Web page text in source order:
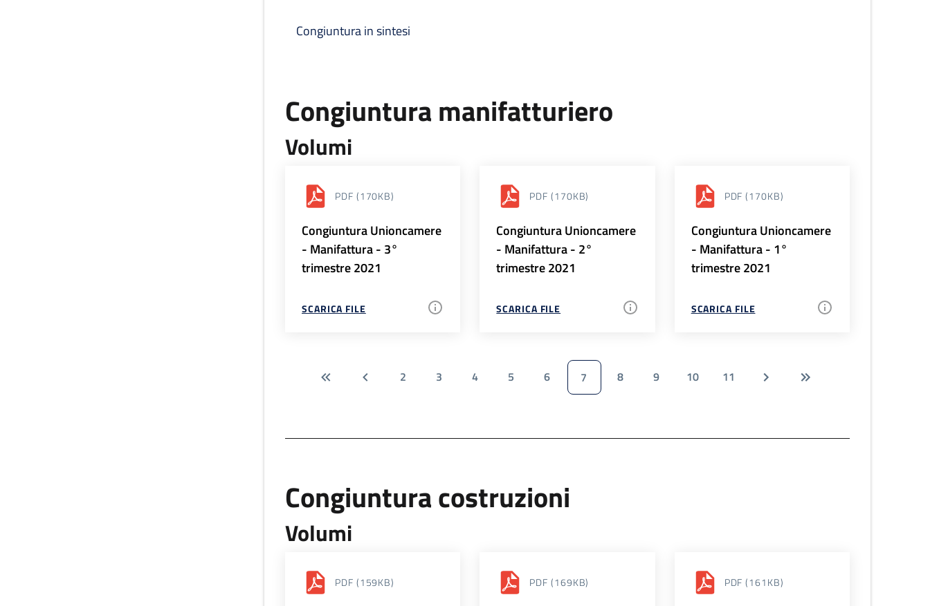
Congiuntura in sintesi
Congiuntura manifatturiero
Volumi
PDF (170KB)
Congiuntura Unioncamere
- Manifattura - 3°
trimestre 2021
SCARICA FILE
PDF (170KB)
Congiuntura Unioncamere
- Manifattura - 2°
trimestre 2021
SCARICA FILE
PDF (170KB)
Congiuntura Unioncamere
- Manifattura - 1°
trimestre 2021
SCARICA FILE
2 3 4 5 6 7 8 9 10 11
Congiuntura costruzioni
Volumi
PDF (159KB) PDF (169KB) PDF (161KB)